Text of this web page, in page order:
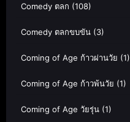
Comedy ตลก (108)
Comedy ตลกขบขัน (3)
Coming of Age ก้าวผ่านวัย (1)
Coming of Age ก้าวพ้นวัย (1)
Coming of Age วัยรุ่น (1)